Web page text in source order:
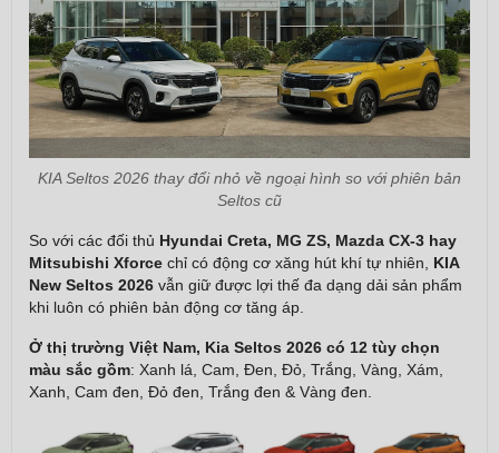
KIA Seltos 2026 thay đổi nhỏ về ngoại hình so với phiên bản
Seltos cũ
So với các đối thủ Hyundai Creta, MG ZS, Mazda CX-3 hay
Mitsubishi Xforce chỉ có động cơ xăng hút khí tự nhiên, KIA
New Seltos 2026 vẫn giữ được lợi thế đa dạng dải sản phẩm
khi luôn có phiên bản động cơ tăng áp.
Ở thị trường Việt Nam, Kia Seltos 2026 có 12 tùy chọn
màu sắc gồm: Xanh lá, Cam, Đen, Đỏ, Trắng, Vàng, Xám,
Xanh, Cam đen, Đỏ đen, Trắng đen & Vàng đen.